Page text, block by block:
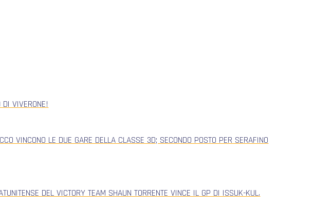
VIVERONE!
VINCONO LE DUE GARE DELLA CLASSE 3D; SECONDO POSTO PER SERAFINO
DEL VICTORY TEAM SHAUN TORRENTE VINCE IL GP DI ISSUK-KUL.